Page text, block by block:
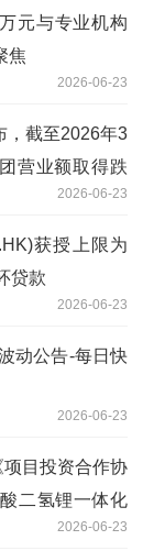
元与专业机构
焦
2026-06-23
，截至2026年3
营业额取得跌
2026-06-23
获授上限为
贷款
2026-06-23
动公告-每日快
2026-06-23
目投资合作协
二氢锂一体化
酸项目2026-06-23